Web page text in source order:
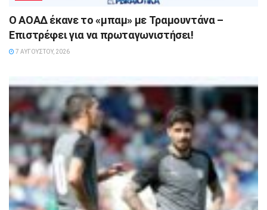
Ο ΑΟΑΔ έκανε το «μπαμ» με Τραμουντάνα –
Επιστρέφει για να πρωταγωνιστήσει!
7 ΑΥΓΟΎΣΤΟΥ, 2026